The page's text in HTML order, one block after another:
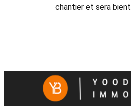
chantier et sera